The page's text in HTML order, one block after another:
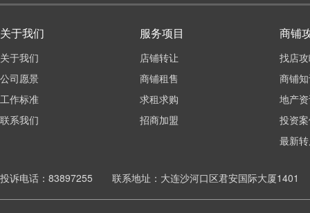
关于我们
关于我们
公司愿景
工作标准
联系我们
服务项目
店铺转让
商铺租售
求租求购
招商加盟
商铺
找店
商铺
地产
投资
最新
投诉电话：83897255 联系地址：大连沙河口区君安国际大厦1401